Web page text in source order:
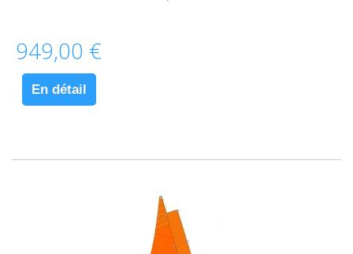
949,00 €
En détail